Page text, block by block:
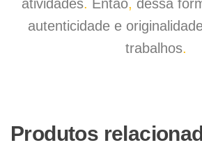
atividades. Então, dessa
autenticidade e
trabalhos.
Produtos